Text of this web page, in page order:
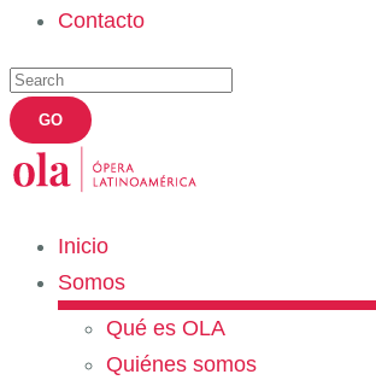
Contacto
Inicio
Somos
Qué es OLA
Quiénes somos